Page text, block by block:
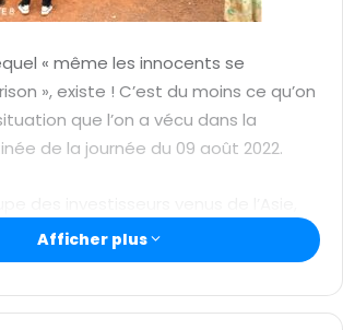
e
l
« même les innocents se
», existe ! C’est du moins ce qu’on
que l’on a vécu dans la
de la journée du 09 août 2022.
pour des raisons
d’industrialisation minières du pays.
la Ménoua, groupement de Foréké-
Afficher plus